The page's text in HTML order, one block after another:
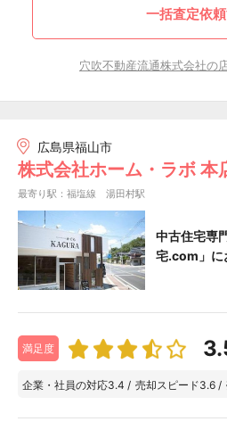
一括査定依
穴吹不動産流通株式会社の
広島県福山市
株式会社ホーム・ラボ 本
最寄り駅：福塩線 湯田村駅
中古住宅専
宅.com」に
満足度
企業・社員の対応3.4 / 売却スピード3.6 /